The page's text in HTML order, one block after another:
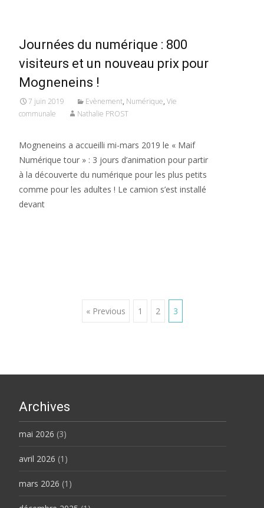
Journées du numérique : 800
visiteurs et un nouveau prix pour
Mogneneins !
7 juin 2019 Evènement, Numérique, Vie
communale
Nathalie PROST
Mogneneins a accueilli mi-mars 2019 le « Maif
Numérique tour » : 3 jours d’animation pour partir
à la découverte du numérique pour les plus petits
comme pour les adultes ! Le camion s’est installé
devant
Posts« Previous 1 2 3
Archives
mai 2026 (3)
avril 2026 (1)
mars 2026 (1)